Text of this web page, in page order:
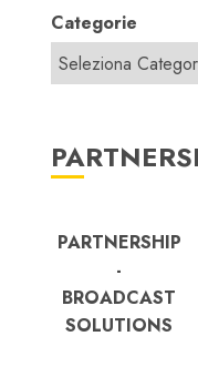
Categorie
PARTNERSHIP
-
BROADCAST
SOLUTIONS